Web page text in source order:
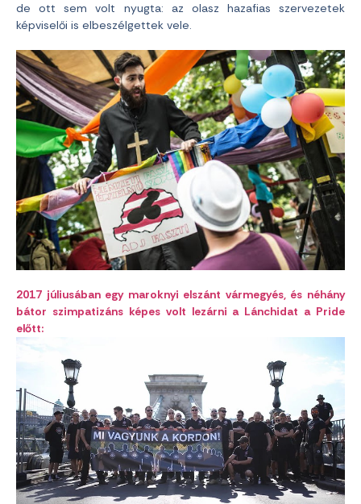
de ott sem volt nyugta: az olasz hazafias szervezetek
képviselői is elbeszélgettek vele.
2017 júliusában egy maroknyi elszánt vármegyés, és néhány
bátor szimpatizáns képes volt lezárni a Lánchidat a Pride
előtt: